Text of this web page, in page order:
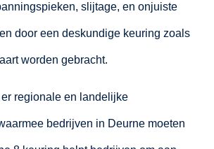
slijtage, en onjuiste
door een deskundige keuring zoals
worden gebracht.
regionale en landelijke
bedrijven in Deurne moeten